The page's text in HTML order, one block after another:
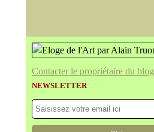
Contacter le propriétaire du blog
NEWSLETTER